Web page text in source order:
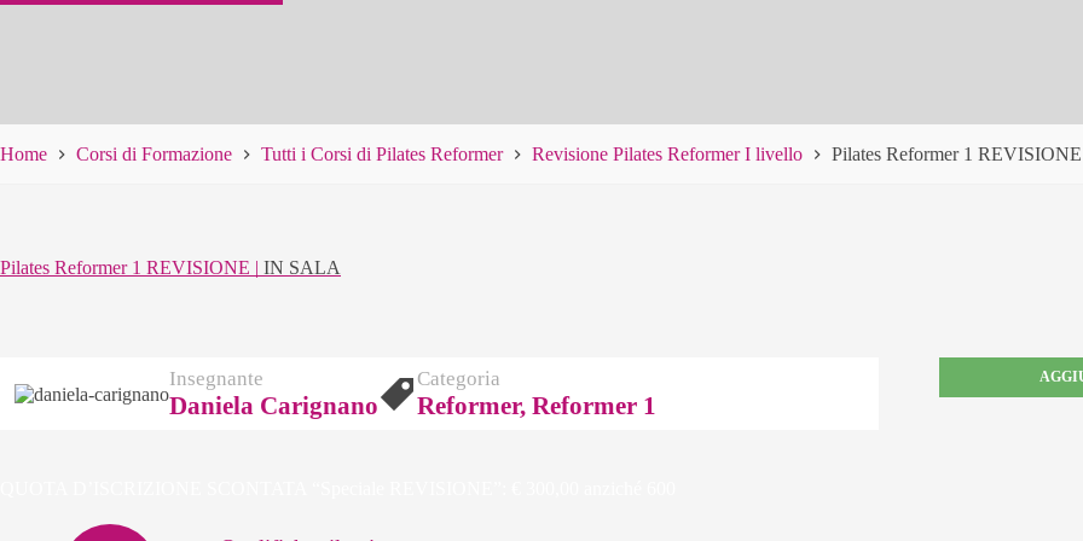
Home Corsi di Formazione Tutti i Corsi di Pilates Reformer Revisione Pilates Reformer I livello Pilates Reformer 1
Pilates Reformer 1 REVISIONE | IN SALA
Insegnante
Daniela Carignano
Categoria
Reformer, Reformer 1